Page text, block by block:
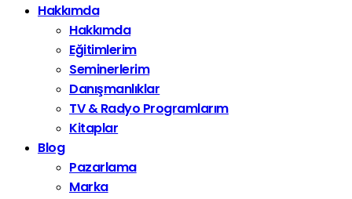
Hakkımda
Hakkımda
Eğitimlerim
Seminerlerim
Danışmanlıklar
TV & Radyo Programlarım
Kitaplar
Blog
Pazarlama
Marka